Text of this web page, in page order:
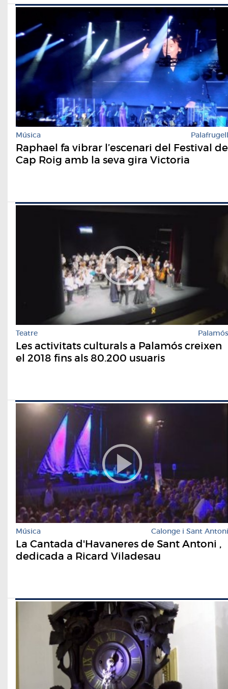
Música Palafrugell
Raphael fa vibrar l’escenari del Festival de
Cap Roig amb la seva gira Victoria
Teatre Palamós
Les activitats culturals a Palamós creixen
el 2018 fins als 80.200 usuaris
Música Calonge i Sant Antoni
La Cantada d'Havaneres de Sant Antoni ,
dedicada a Ricard Viladesau